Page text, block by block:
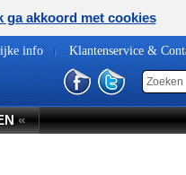
info Klantenservice &
«
ga akkoord met cookies